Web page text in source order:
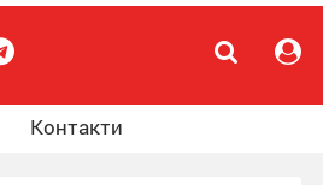
Контакти